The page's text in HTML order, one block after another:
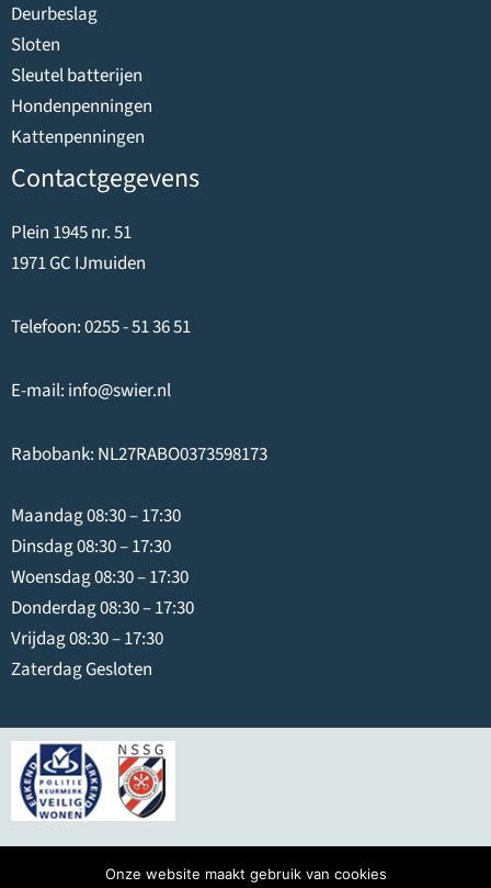
Deurbeslag
Sloten
Sleutel batterijen
Hondenpenningen
Kattenpenningen
Contactgegevens
Plein 1945 nr. 51
1971 GC IJmuiden
Telefoon:0255 - 51 36 51
E-mail: info@swier.nl
Rabobank: NL27RABO0373598173
Maandag 08:30 – 17:30
Dinsdag 08:30 – 17:30
Woensdag 08:30 – 17:30
Donderdag 08:30 – 17:30
Vrijdag 08:30 – 17:30
Zaterdag Gesloten
Onze website maakt gebruik van cookies